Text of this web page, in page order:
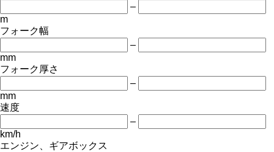
–
m
フォーク幅
–
mm
フォーク厚さ
–
mm
速度
–
km/h
エンジン、ギアボックス